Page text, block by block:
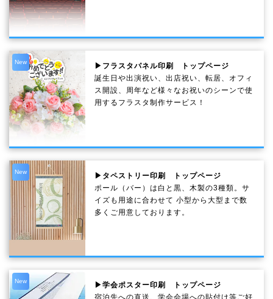
New
▶フラスタパネル印刷 トップページ
誕生日や出演祝い、出店祝い、転居、オフィ
ス開設、周年など様々なお祝いのシーンで使
用するフラスタ制作サービス！
New
▶タペストリー印刷 トップページ
ポール（バー）は白と黒、木製の3種類。サ
イズも用途に合わせて 小型から大型まで数
多くご用意しております。
New
▶学会ポスター印刷 トップページ
宿泊先への直送、学会会場への貼付け等ご好